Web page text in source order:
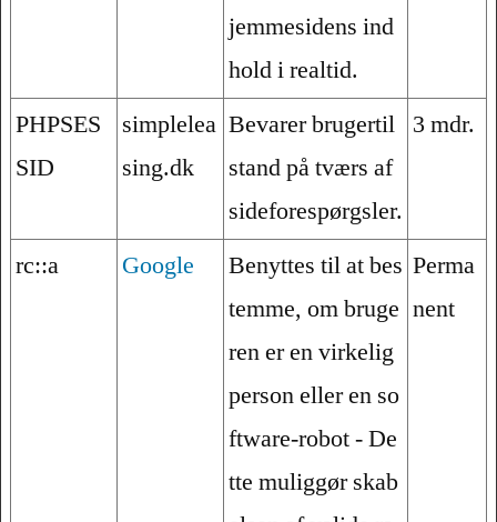
jemmesidens ind
hold i realtid.
PHPSES
SID
simplelea
sing.dk
Bevarer brugertil
stand på tværs af
sideforespørgsler.
3 mdr.
rc::a Google
Benyttes til at bes
temme, om bruge
ren er en virkelig
person eller en so
ftware-robot - De
tte muliggør skab
Perma
nent